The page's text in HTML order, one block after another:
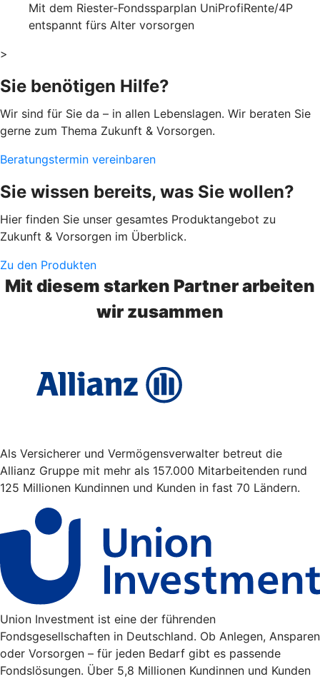
Mit dem Riester-Fondssparplan UniProfiRente/4P
entspannt fürs Alter vorsorgen
>
Sie benötigen Hilfe?
Wir sind für Sie da – in allen Lebenslagen. Wir beraten Sie
gerne zum Thema Zukunft & Vorsorgen.
Beratungstermin vereinbaren
Sie wissen bereits, was Sie wollen?
Hier finden Sie unser gesamtes Produktangebot zu
Zukunft & Vorsorgen im Überblick.
Zu den Produkten
Mit diesem starken Partner arbeiten
wir zusammen
Als Versicherer und Vermögensverwalter betreut die
Allianz Gruppe mit mehr als 157.000 Mitarbeitenden rund
125 Millionen Kundinnen und Kunden in fast 70 Ländern.
Union Investment ist eine der führenden
Fondsgesellschaften in Deutschland. Ob Anlegen, Ansparen
oder Vorsorgen – für jeden Bedarf gibt es passende
Fondslösungen. Über 5,8 Millionen Kundinnen und Kunden